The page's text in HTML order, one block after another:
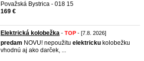
Považská Bystrica - 018 15
169 €
Elektrická kolobežka - TOP - [7.8. 2026]
predam NOVU! nepoužitu elektricku kolobežku
vhodnú aj ako darček, ...